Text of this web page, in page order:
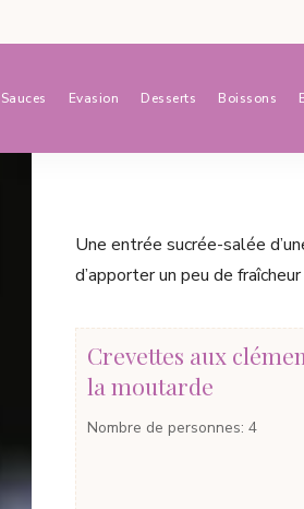
Sauces Evasion Desserts Boissons
Une entrée sucrée-salée
d’apporter un peu de
Crevettes aux
la moutarde
Nombre de personnes: 4